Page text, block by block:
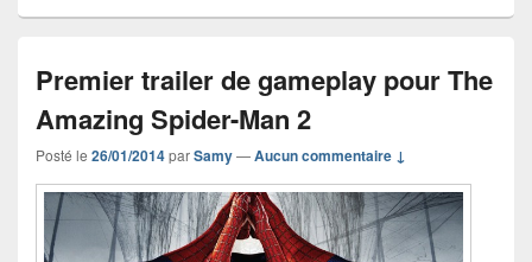
Premier trailer de gameplay pour The
Amazing Spider-Man 2
Posté le 26/01/2014parSamy—Aucun commentaire ↓